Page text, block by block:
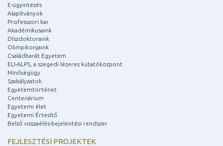
E-ügyintézés
Alapítványok
Professzori kar
Akadémikusaink
Díszdoktoraink
Olimpikonjaink
Családbarát Egyetem
ELI-ALPS, a szegedi lézeres kutatóközpont
Minőségügy
Szabályzatok
Egyetemtörténet
Centenárium
Egyetemi élet
Egyetemi Értesítő
Belső visszaélés-bejelentési rendszer
FEJLESZTÉSI PROJEKTEK